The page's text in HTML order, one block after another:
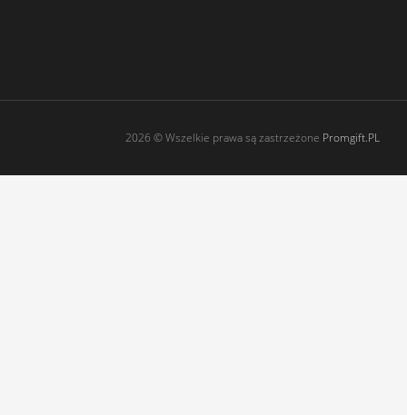
2026 © Wszelkie prawa są zastrzeżone Promgift.PL